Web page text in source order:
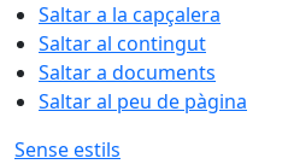
Saltar a la capçalera
Saltar al contingut
Saltar a documents
Saltar al peu de pàgina
Sense estils